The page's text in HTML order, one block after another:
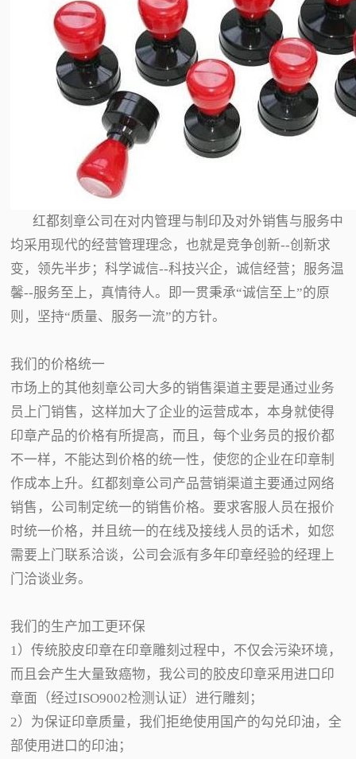
红都刻章公司在对内管理与制印及对外销售与服务中
均采用现代的经营管理理念，也就是竞争创新--创新求
变，领先半步；科学诚信--科技兴企，诚信经营；服务温
馨--服务至上，真情待人。即一贯秉承“诚信至上”的原
则，坚持“质量、服务一流”的方针。
我们的价格统一
市场上的其他刻章公司大多的销售渠道主要是通过业务
员上门销售，这样加大了企业的运营成本，本身就使得
印章产品的价格有所提高，而且，每个业务员的报价都
不一样，不能达到价格的统一性，使您的企业在印章制
作成本上升。红都刻章公司产品营销渠道主要通过网络
销售，公司制定统一的销售价格。要求客服人员在报价
时统一价格，并且统一的在线及接线人员的话术，如您
需要上门联系洽谈，公司会派有多年印章经验的经理上
门洽谈业务。
我们的生产加工更环保
1）传统胶皮印章在印章雕刻过程中，不仅会污染环境，
而且会产生大量致癌物，我公司的胶皮印章采用进口印
章面（经过ISO9002检测认证）进行雕刻；
2）为保证印章质量，我们拒绝使用国产的勾兑印油，全
部使用进口的印油；